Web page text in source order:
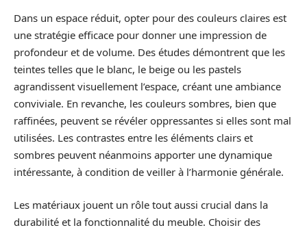
Dans un espace réduit, opter pour des couleurs claires est
une stratégie efficace pour donner une impression de
profondeur et de volume. Des études démontrent que les
teintes telles que le blanc, le beige ou les pastels
agrandissent visuellement l’espace, créant une ambiance
conviviale. En revanche, les couleurs sombres, bien que
raffinées, peuvent se révéler oppressantes si elles sont mal
utilisées. Les contrastes entre les éléments clairs et
sombres peuvent néanmoins apporter une dynamique
intéressante, à condition de veiller à l’harmonie générale.
Les matériaux jouent un rôle tout aussi crucial dans la
durabilité et la fonctionnalité du meuble. Choisir des